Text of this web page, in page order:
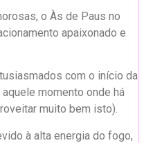
o Às de Paus no
apaixonado e
com o início da
momento onde há
muito bem isto).
à alta energia do fogo,